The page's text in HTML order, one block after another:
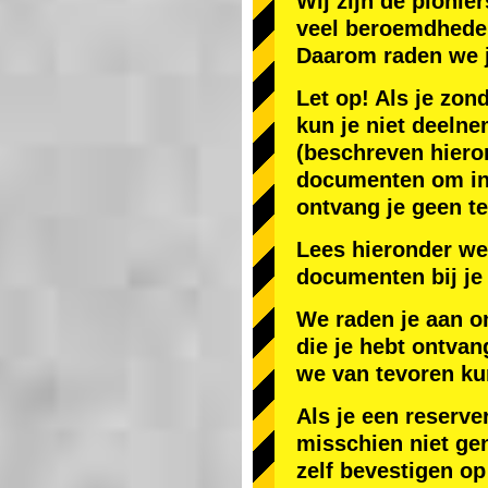
veel
Daarom raden
Let op! Als je
kun je niet
(beschreven
documenten om
ontvang je geen
Lees hieronder
documenten bij
We raden je aan
die je hebt
we van tevoren
Als je een
misschien niet
zelf bevestigen